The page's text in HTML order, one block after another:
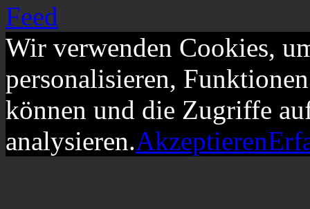
Wir verwenden Cookies,
personalisieren,
können und die Zugriffe
analysieren.Akzeptieren